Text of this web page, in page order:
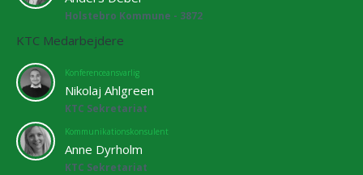
Holstebro Kommune - 3872
KTC Medarbejdere
Konferenceansvarlig
Nikolaj Ahlgreen
KTC Sekretariat
Kommunikationskonsulent
Anne Dyrholm
KTC Sekretariat